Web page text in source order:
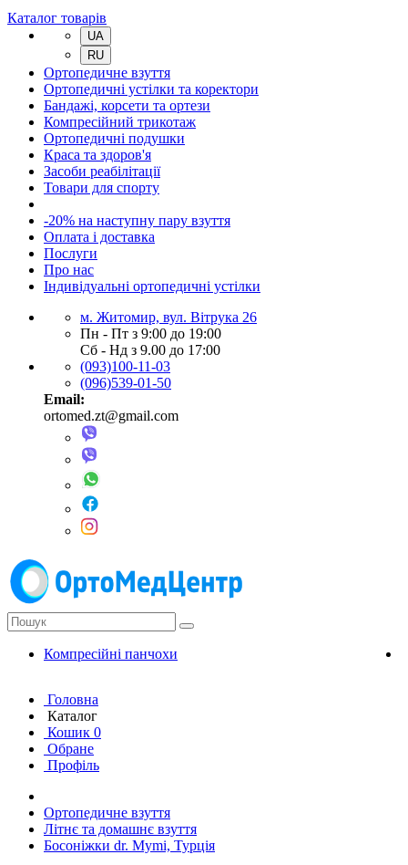
Каталог товарів
UA
RU
Ортопедичне взуття
Ортопедичні устілки та коректори
Бандажі, корсети та ортези
Компресійний трикотаж
Ортопедичні подушки
Краса та здоров'я
Засоби реабілітації
Товари для спорту
-20% на наступну пару взуття
Оплата і доставка
Послуги
Про нас
Індивідуальні ортопедичні устілки
м. Житомир, вул. Вітрука 26
Пн - Пт з 9:00 до 19:00
Сб - Нд з 9.00 до 17:00
(093)100-11-03
(096)539-01-50
Email:
ortomed.zt@gmail.com
Компресійні панчохи
Головна
Каталог
Кошик 0
Обране
Профіль
Ортопедичне взуття
Літнє та домашнє взуття
Босоніжки dr. Mymi, Турція